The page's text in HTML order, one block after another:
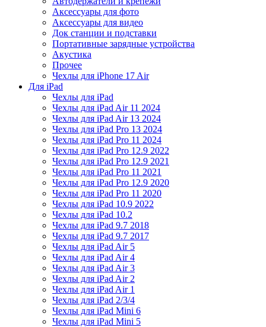
Аксессуары для фото
Аксессуары для видео
Док станции и подставки
Портативные зарядные устройства
Акустика
Прочее
Чехлы для iPhone 17 Air
Для iPad
Чехлы для iPad
Чехлы для iPad Air 11 2024
Чехлы для iPad Air 13 2024
Чехлы для iPad Pro 13 2024
Чехлы для iPad Pro 11 2024
Чехлы для iPad Pro 12.9 2022
Чехлы для iPad Pro 12.9 2021
Чехлы для iPad Pro 11 2021
Чехлы для iPad Pro 12.9 2020
Чехлы для iPad Pro 11 2020
Чехлы для iPad 10.9 2022
Чехлы для iPad 10.2
Чехлы для iPad 9.7 2018
Чехлы для iPad 9.7 2017
Чехлы для iPad Air 5
Чехлы для iPad Air 4
Чехлы для iPad Air 3
Чехлы для iPad Air 2
Чехлы для iPad Air 1
Чехлы для iPad 2/3/4
Чехлы для iPad Mini 6
Чехлы для iPad Mini 5